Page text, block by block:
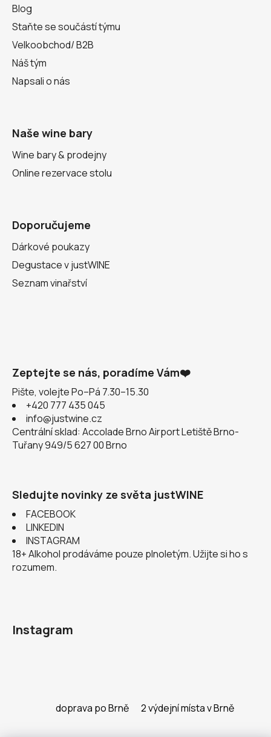
Blog
Staňte se součástí týmu
Velkoobchod/ B2B
Náš tým
Napsali o nás
Naše wine bary
Wine bary & prodejny
Online rezervace stolu
Doporučujeme
Dárkové poukazy
Degustace v justWINE
Seznam vinařství
Zeptejte se nás, poradíme Vám❤️
Pište, volejte Po–Pá 7.30–15.30
+420 777 435 045
info@justwine.cz
Centrální sklad: Accolade Brno Airport Letiště Brno-
Tuřany 949/5 627 00 Brno
Sledujte novinky ze světa justWINE
FACEBOOK
LINKEDIN
INSTAGRAM
18+ Alkohol prodáváme pouze plnoletým. Užijte si ho s
rozumem.
Instagram
doprava po Brně 2 výdejní místa v Brně